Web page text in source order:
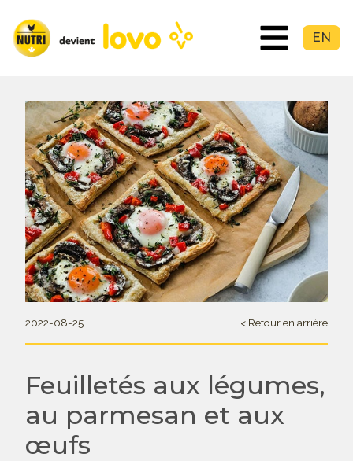
EN
2022-08-25 < Retour en arrière
Feuilletés aux légumes,
au parmesan et aux
œufs